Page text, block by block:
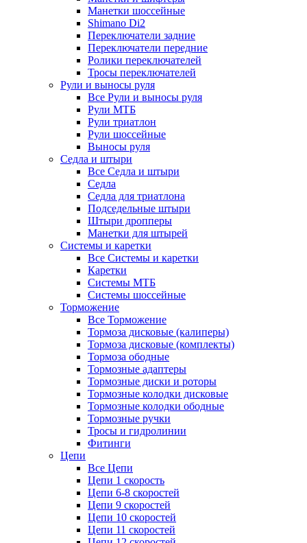
Манетки шоссейные
Shimano Di2
Переключатели задние
Переключатели передние
Ролики переключателей
Тросы переключателей
Рули и выносы руля
Все Рули и выносы руля
Рули МТБ
Рули триатлон
Рули шоссейные
Выносы руля
Седла и штыри
Все Седла и штыри
Седла
Седла для триатлона
Подседельные штыри
Штыри дропперы
Манетки для штырей
Системы и каретки
Все Системы и каретки
Каретки
Системы МТБ
Системы шоссейные
Торможение
Все Торможение
Тормоза дисковые (калиперы)
Тормоза дисковые (комплекты)
Тормоза ободные
Тормозные адаптеры
Тормозные диски и роторы
Тормозные колодки дисковые
Тормозные колодки ободные
Тормозные ручки
Тросы и гидролинии
Фитинги
Цепи
Все Цепи
Цепи 1 скорость
Цепи 6-8 скоростей
Цепи 9 скоростей
Цепи 10 скоростей
Цепи 11 скоростей